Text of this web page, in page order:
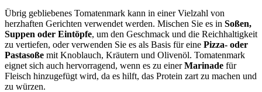
Übrig gebliebenes Tomatenmark kann in einer Vielzahl von
herzhaften Gerichten verwendet werden. Mischen Sie es in Soßen,
Suppen oder Eintöpfe, um den Geschmack und die Reichhaltigkeit
zu vertiefen, oder verwenden Sie es als Basis für eine Pizza- oder
Pastasoße mit Knoblauch, Kräutern und Olivenöl. Tomatenmark
eignet sich auch hervorragend, wenn es zu einerMarinade für
Fleisch hinzugefügt wird, da es hilft, das Protein zart zu machen und
zu würzen.